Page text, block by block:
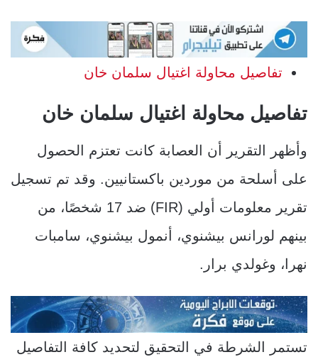
تفاصيل محاولة اغتيال سلمان خان
تفاصيل محاولة اغتيال سلمان خان
وأظهر التقرير أن العصابة كانت تعتزم الحصول
على أسلحة من موردين باكستانيين. وقد تم تسجيل
تقرير معلومات أولي (FIR) ضد 17 شخصًا، من
بينهم لورانس بيشنوي، أنمول بيشنوي، سامبات
نهرا، وغولدي برار.
تستمر الشرطة في التحقيق لتحديد كافة التفاصيل